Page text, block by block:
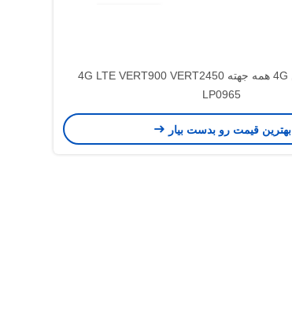
ایستگاه پایه آنتن 4G همه جهته 4G LTE VERT900 VERT2450
LP0965
بهترین قیمت رو بدست بیار